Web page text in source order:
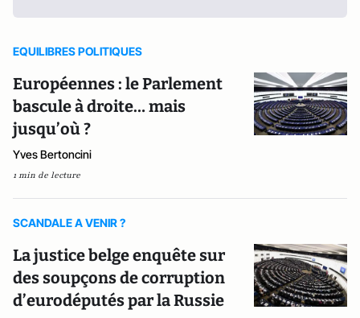
EQUILIBRES POLITIQUES
Européennes : le Parlement
bascule à droite… mais
jusqu’où ?
Yves Bertoncini
1 min de lecture
SCANDALE A VENIR ?
La justice belge enquête sur
des soupçons de corruption
d’eurodéputés par la Russie